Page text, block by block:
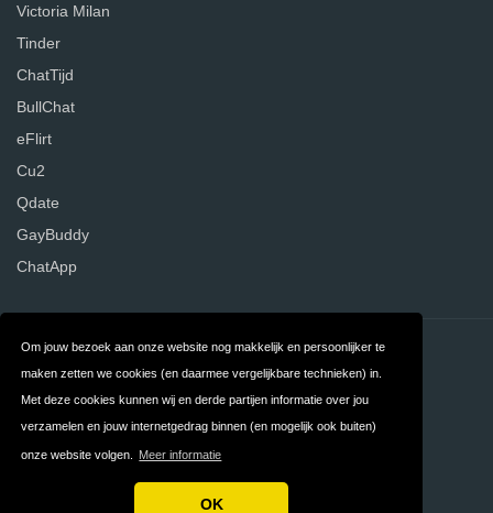
Om jouw bezoek aan onze website nog makkelijk en persoonlijker te
maken zetten we cookies (en daarmee vergelijkbare technieken) in.
Met deze cookies kunnen wij en derde partijen informatie over jou
verzamelen en jouw internetgedrag binnen (en mogelijk ook buiten)
onze website volgen. Meer informatie
OK
Victoria Milan
Tinder
ChatTijd
BullChat
eFlirt
Cu2
Qdate
GayBuddy
ChatApp
Contact Over ons
Voorwaarden